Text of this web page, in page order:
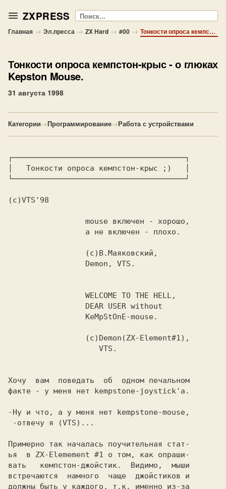
ZXPRESS Поиск
Главная → Эл.пресса → ZX Hard → #00 → Тонкости опроса кемпстон-крыс - о глюках Kepston Mouse.
Тонкости опроса кемпстон-крыс- о глюках
Kepston Mouse.
31 августа 1998
Категории→Программирование→Работа с устройствами
┌──────────────────────────────────────┐
│   Тонкости опроса кемпстон-крыс ;)   │
└──────────────────────────────────────┘
(c)VTS'98
Хочу  вам  поведать  об  одном печальном
факте - у меня нет kempstone-joystick'а.
-Ну и что, а у меня нет kempstone-mouse,
Примерно так началась поучительная стат-
ья  в ZX-Elemement #1 о том, как опраши-
вать   кемпстон-джойстик.  Видимо,  мыши
встречаются  намного  чаще  джойстиков и
должны быть у каждого, т.к. именно из-за